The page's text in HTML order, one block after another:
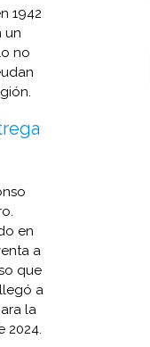
1942
un
no
en
a
que
a
la
2024.